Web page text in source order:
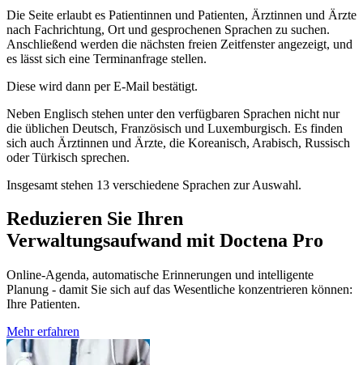
Die Seite erlaubt es Patientinnen und Patienten, Ärztinnen und Ärzte
nach Fachrichtung, Ort und gesprochenen Sprachen zu suchen.
Anschließend werden die nächsten freien Zeitfenster angezeigt, und
es lässt sich eine Terminanfrage stellen.
Diese wird dann per E-Mail bestätigt.
Neben Englisch stehen unter den verfügbaren Sprachen nicht nur
die üblichen Deutsch, Französisch und Luxemburgisch. Es finden
sich auch Ärztinnen und Ärzte, die Koreanisch, Arabisch, Russisch
oder Türkisch sprechen.
Insgesamt stehen 13 verschiedene Sprachen zur Auswahl.
Reduzieren Sie Ihren
Verwaltungsaufwand mit Doctena Pro
Online-Agenda, automatische Erinnerungen und intelligente
Planung - damit Sie sich auf das Wesentliche konzentrieren können:
Ihre Patienten.
Mehr erfahren